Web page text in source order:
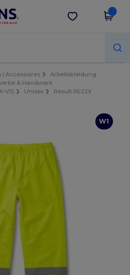
App!
App holen
Accessoires
Arbeitskleidung
& Handwerk
VIS
Unisex Result RE22X
W1